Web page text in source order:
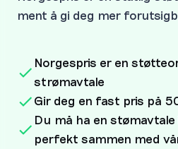
ment å gi deg mer
Norgespris er en
strømavtale
Gir deg en fast pris på
Du må ha en
perfekt sammen med